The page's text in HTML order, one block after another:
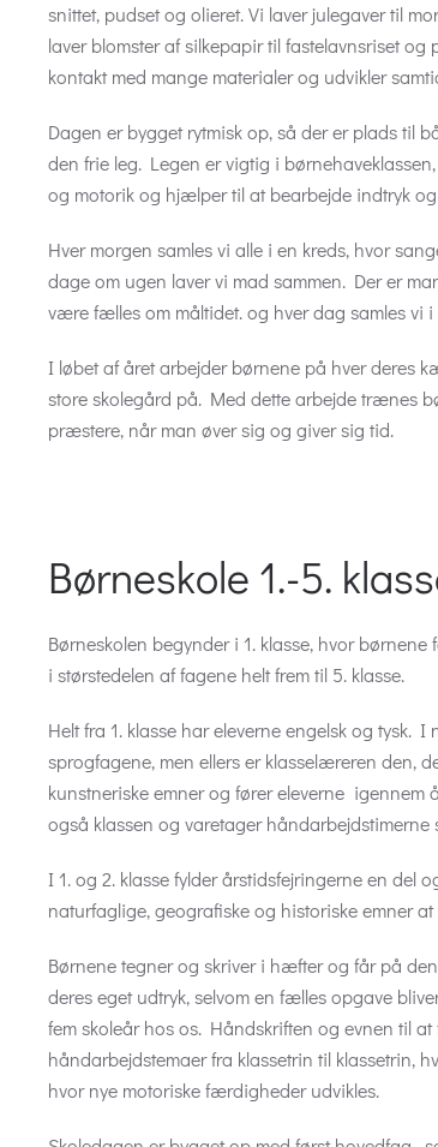
snittet, pudset og olieret. Vi laver julegaver til
laver blomster af silkepapir til fastelavnsriset
kontakt med mange materialer og udvikler
Dagen er bygget rytmisk op, så der er plads til
den frie leg. Legen er vigtig i
og motorik og hjælper til at bearbejde indtryk
Hver morgen samles vi alle i en kreds, hvor
dage om ugen laver vi mad sammen. Der er
være fælles om måltidet. og hver dag samles vi
I løbet af året arbejder børnene på hver deres
store skolegård på. Med dette arbejde trænes
præstere, når man øver sig og giver sig tid.
Børneskole 1.-5.
Børneskolen begynder i 1. klasse, hvor
i størstedelen af fagene helt frem til 5. klasse.
Helt fra 1. klasse har eleverne engelsk og
sprogfagene, men ellers er klasselæreren den,
kunstneriske emner og fører eleverne
også klassen og varetager håndarbejdstimerne
I 1. og 2. klasse fylder årstidsfejringerne en del
naturfaglige, geografiske og historiske emner
Børnene tegner og skriver i hæfter og får på
deres eget udtryk, selvom en fælles opgave
fem skoleår hos os. Håndskriften og evnen til
håndarbejdstemaer fra klassetrin til klassetrin,
hvor nye motoriske færdigheder udvikles.